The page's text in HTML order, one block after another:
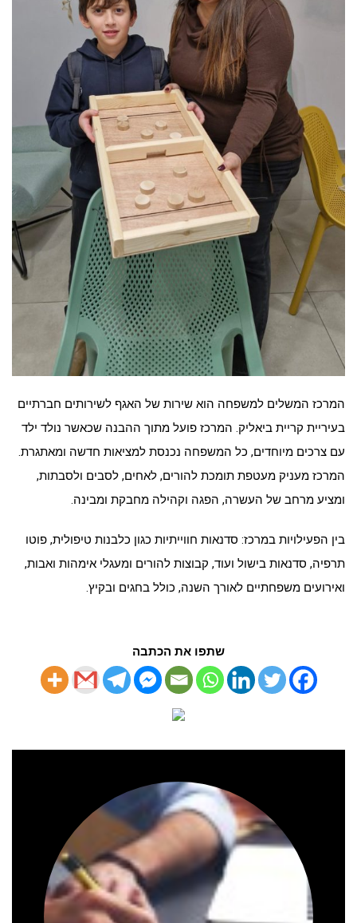
המרכז המשלים למשפחה הוא שירות של האגף לשירותים חברתיים
בעיריית קריית ביאליק. המרכז פועל מתוך ההבנה שכאשר נולד ילד
עם צרכים מיוחדים, כל המשפחה נכנסת למציאות חדשה ומאתגרת.
המרכז מעניק מעטפת תומכת להורים, לאחים, לסבים ולסבתות,
ומציע מרחב של העשרה, הפגה וקהילה מחבקת ומבינה.
בין הפעילויות במרכז: סדנאות חווייתיות כגון כלבנות טיפולית, פוטו
תרפיה, סדנאות בישול ועוד, קבוצות להורים ומעגלי אימהות ואבות,
ואירועים משפחתיים לאורך השנה, כולל בחגים ובקיץ.
שתפו את הכתבה